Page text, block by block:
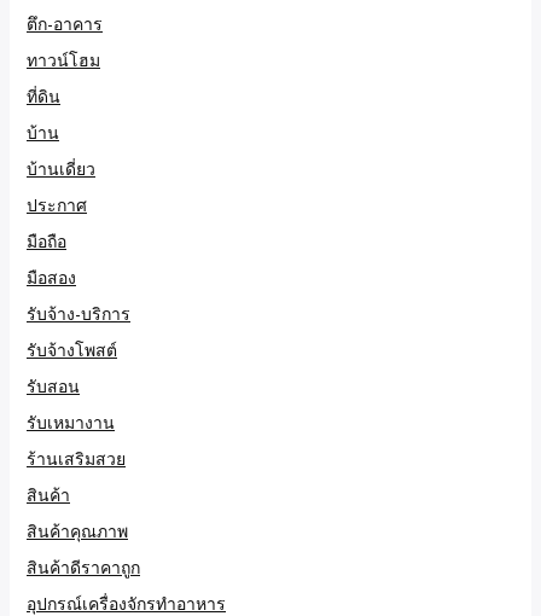
ตึก-อาคาร
ทาวน์โฮม
ที่ดิน
บ้าน
บ้านเดี่ยว
ประกาศ
มือถือ
มือสอง
รับจ้าง-บริการ
รับจ้างโพสต์
รับสอน
รับเหมางาน
ร้านเสริมสวย
สินค้า
สินค้าคุณภาพ
สินค้าดีราคาถูก
อุปกรณ์เครื่องจักรทำอาหาร